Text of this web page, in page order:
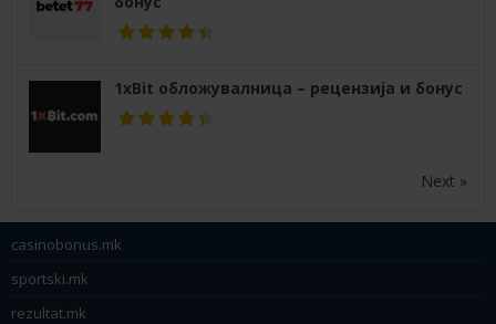
1xBit обложувалница – рецензија и бонус
Next »
casinobonus.mk
sportski.mk
rezultat.mk